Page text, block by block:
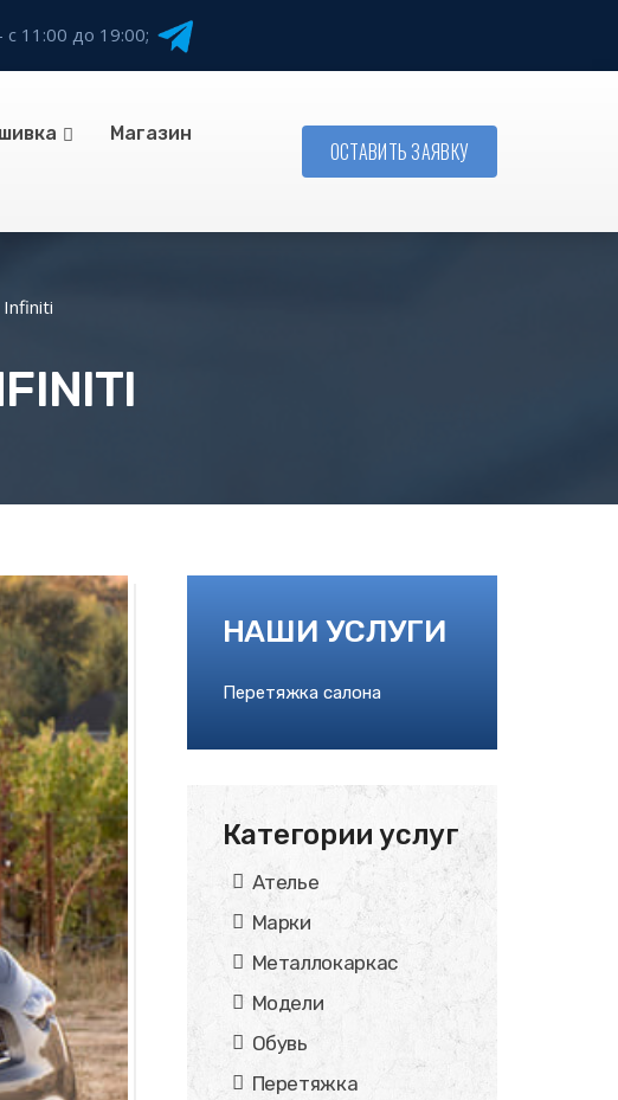
с 11:00 до 19:00;
Магазин
ОСТАВИТЬ ЗАЯВКУ
НАШИ УСЛУГИ
Перетяжка салона
Категории услуг
Ателье
Марки
Металлокаркас
Модели
Обувь
Перетяжка